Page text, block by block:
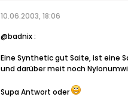
10.06.2003, 18:06
@badnix :
Eine Synthetic gut Saite, ist eine
und darüber meit noch
Supa Antwort oder